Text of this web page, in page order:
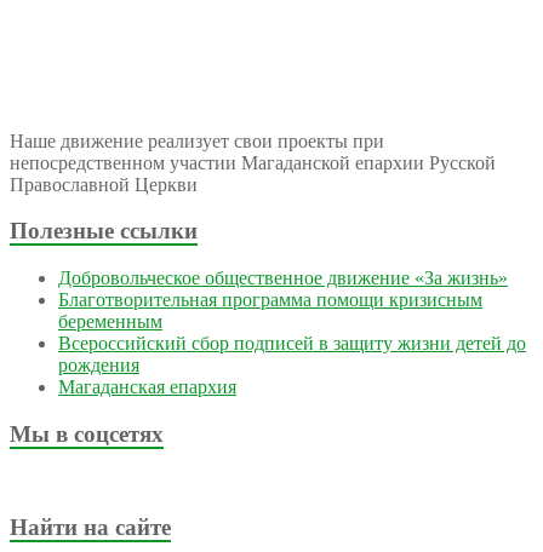
Наше движение реализует свои проекты при
непосредственном участии Магаданской епархии Русской
Православной Церкви
Полезные ссылки
Добровольческое общественное движение «За жизнь»
Благотворительная программа помощи кризисным
беременным
Всероссийский сбор подписей в защиту жизни детей до
рождения
Магаданская епархия
Мы в соцсетях
Найти на сайте